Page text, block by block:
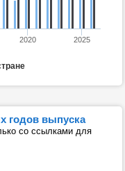
2020 2025
годов выпуска
со ссылками для